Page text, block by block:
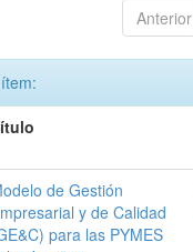
Anterior
de Gestión
y de Calidad
para las PYMES